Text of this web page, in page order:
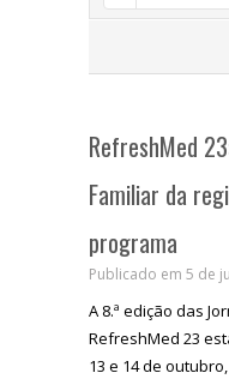
RefreshMed
Familiar da
programa
Publicado em 5 de
A 8.ª edição das
RefreshMed 23
13 e 14 de